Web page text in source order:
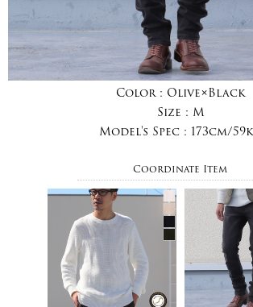
Color : Olive×Black
Size : M
Model's Spec : 173cm/
Coordinate Item